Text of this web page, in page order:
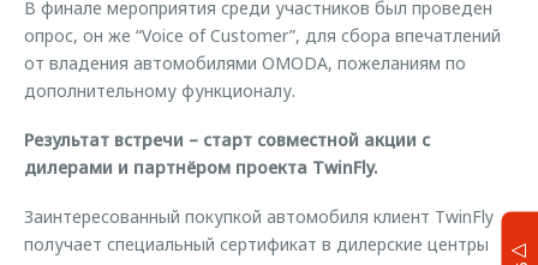
В финале мероприятия среди участников был проведен
опрос, он же “Voice of Customer”, для сбора впечатлений
от владения автомобилями OMODA, пожеланиям по
дополнительному функционалу.
Результат встречи – старт совместной акции с
дилерами и партнёром проекта TwinFly.
Заинтересованный покупкой автомобиля клиент TwinFly
получает специальный сертификат в дилерские центры